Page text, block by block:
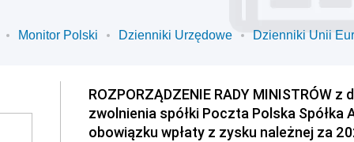
Monitor Polski Dzienniki Urzędowe Dzienniki Unii
ROZPORZĄDZENIE RADY MINISTRÓW
zwolnienia spółki Poczta Polska Spółka
obowiązku wpłaty z zysku należnej za